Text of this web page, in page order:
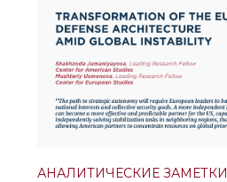
АНАЛИТИЧЕСКИЕ ЗАМЕТКИ